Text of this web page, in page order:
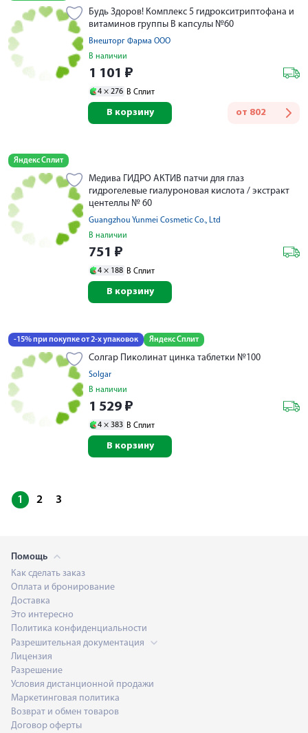
Будь Здоров! Комплекс 5 гидрокситриптофана и
витаминов группы В капсулы №60
Внешторг Фарма ООО
В наличии
1 101 ₽
4 × 276 В Сплит
от 802
В корзину
Яндекс Сплит
Медива ГИДРО АКТИВ патчи для глаз
гидрогелевые гиалуроновая кислота / экстракт
центеллы № 60
Guangzhou Yunmei Cosmetic Co., Ltd
В наличии
751 ₽
4 × 188 В Сплит
В корзину
-15% при покупке от 2-х упаковок Яндекс Сплит
Солгар Пиколинат цинка таблетки №100
Solgar
В наличии
1 529 ₽
4 × 383 В Сплит
В корзину
1 2 3
Помощь
Как сделать заказ
Оплата и бронирование
Доставка
Это интересно
Политика конфиденциальности
Разрешительная документация
Лицензия
Разрешение
Условия дистанционной продажи
Маркетинговая политика
Возврат и обмен товаров
Договор оферты